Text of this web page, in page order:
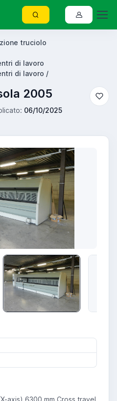
truciolo
di lavoro
di lavoro /
2005
06/10/2025
axis) 6300 mm Cross travel